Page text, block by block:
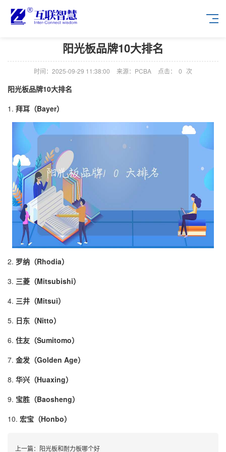
阳光板品牌10大排名
时间：2025-09-29 11:38:00 来源：PCBA 点击： 0 次
阳光板品牌10大排名
1. 拜耳（Bayer）
2. 罗纳（Rhodia）
3. 三菱（Mitsubishi）
4. 三井（Mitsui）
5. 日东（Nitto）
6. 住友（Sumitomo）
7. 金发（Golden Age）
8. 华兴（Huaxing）
9. 宝胜（Baosheng）
10. 宏宝（Honbo）
上一篇： 阳光板和耐力板哪个好